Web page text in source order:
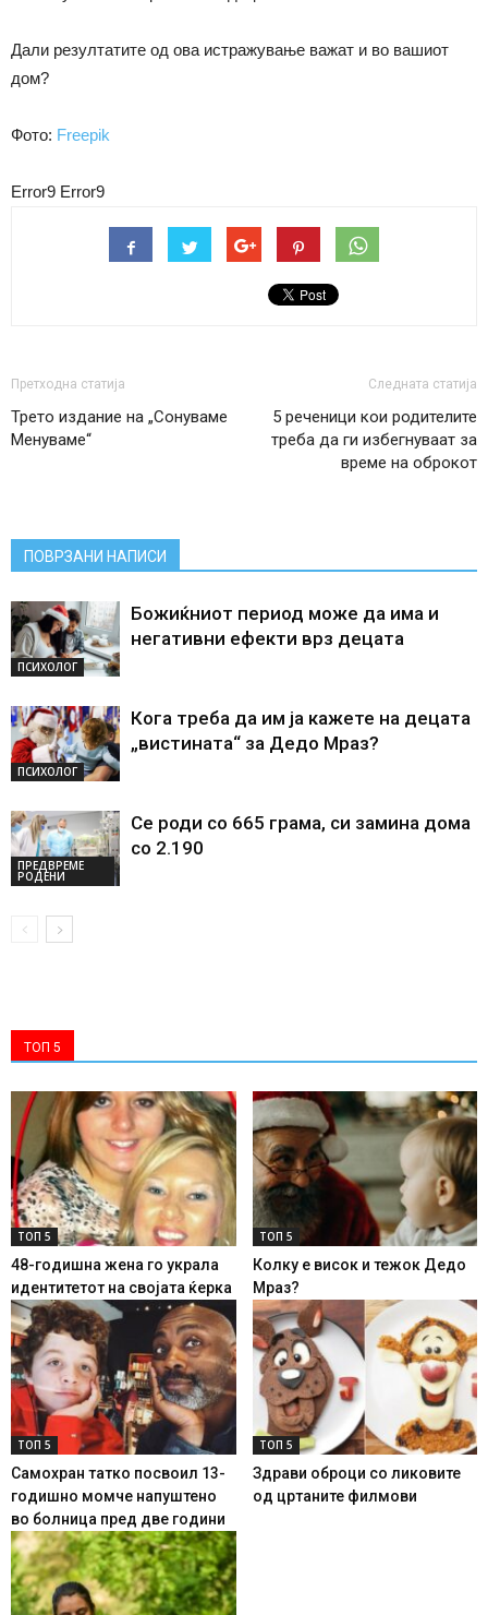
Дали резултатите од ова истражување важат и во вашиот
дом?
Фото: Freepik
Error9 Error9
Претходна статија
Трето издание на „Сонуваме
Менуваме“
Следната статија
5 реченици кои родителите
треба да ги избегнуваат за
време на оброкот
ПОВРЗАНИ НАПИСИ
ПСИХОЛОГ
Божиќниот период може да има и
негативни ефекти врз децата
ПСИХОЛОГ
Кога треба да им ја кажете на децата
„вистината“ за Дедо Мраз?
ПРЕДВРЕМЕ
РОДЕНИ
Се роди со 665 грама, си замина дома
со 2.190
ТОП 5
ТОП 5
48-годишна жена го украла
идентитетот на својата ќерка
ТОП 5
Колку е висок и тежок Дедо
Мраз?
ТОП 5
Самохран татко посвоил 13-
годишно момче напуштено
во болница пред две години
ТОП 5
Здрави оброци со ликовите
од цртаните филмови